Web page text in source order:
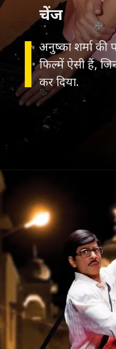
अनुष्का शर्मा
फिल्में ऐसी हैं,
कर दिया.
चेंज